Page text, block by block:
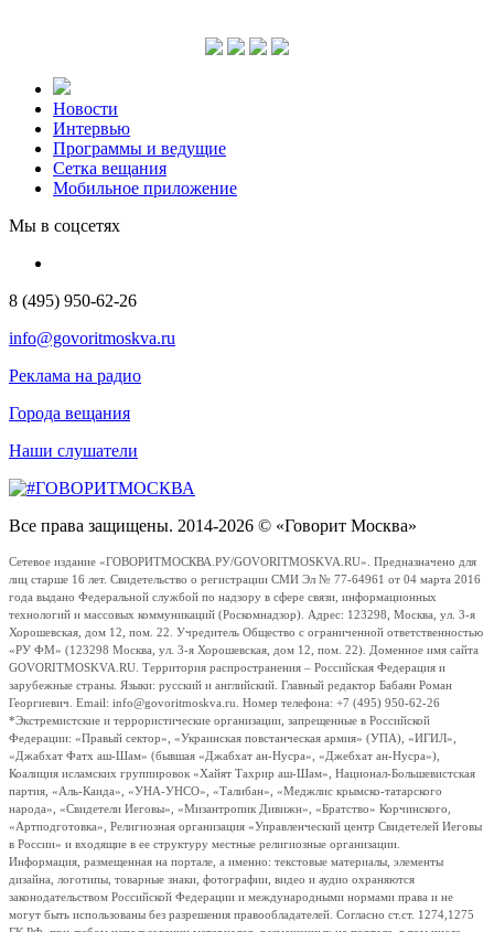
Новости
Интервью
Программы и ведущие
Сетка вещания
Мобильное приложение
Мы в соцсетях
8 (495) 950-62-26
info@govoritmoskva.ru
Реклама на радио
Города вещания
Наши слушатели
Все права защищены. 2014-2026 © «Говорит Москва»
Сетевое издание «ГОВОРИТМОСКВА.РУ/GOVORITMOSKVA.RU». Предназначено для
лиц старше 16 лет. Свидетельство о регистрации СМИ Эл № 77-64961 от 04 марта 2016
года выдано Федеральной службой по надзору в сфере связи, информационных
технологий и массовых коммуникаций (Роскомнадзор). Адрес: 123298, Москва, ул. 3-я
Хорошевская, дом 12, пом. 22. Учредитель Общество с ограниченной ответственностью
«РУ ФМ» (123298 Москва, ул. 3-я Хорошевская, дом 12, пом. 22). Доменное имя сайта
GOVORITMOSKVA.RU. Территория распространения – Российская Федерация и
зарубежные страны. Языки: русский и английский. Главный редактор Бабаян Роман
Георгиевич. Email: info@govoritmoskva.ru. Номер телефона: +7 (495) 950-62-26
*Экстремистские и террористические организации, запрещенные в Российской
Федерации: «Правый сектор», «Украинская повстанческая армия» (УПА), «ИГИЛ»,
«Джабхат Фатх аш-Шам» (бывшая «Джабхат ан-Нусра», «Джебхат ан-Нусра»),
Коалиция исламских группировок «Хайят Тахрир аш-Шам», Национал-Большевистская
партия, «Аль-Каида», «УНА-УНСО», «Талибан», «Меджлис крымско-татарского
народа», «Свидетели Иеговы», «Мизантропик Дивижн», «Братство» Корчинского,
«Артподготовка», Религиозная организация «Управленческий центр Свидетелей Иеговы
в России» и входящие в ее структуру местные религиозные организации.
Информация, размещенная на портале, а именно: текстовые материалы, элементы
дизайна, логотипы, товарные знаки, фотографии, видео и аудио охраняются
законодательством Российской Федерации и международными нормами права и не
могут быть использованы без разрешения правообладателей. Согласно ст.ст. 1274,1275